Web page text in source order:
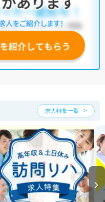
、「こだわり条件」から検索
い。
くと、ご希望条件をヒアリン
求人特集一覧